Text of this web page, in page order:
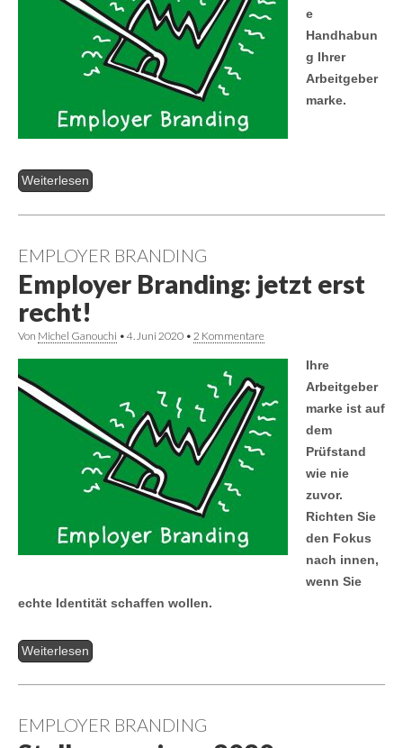
e
Handhabun
g Ihrer
Arbeitgeber
marke.
Weiterlesen
EMPLOYER BRANDING
Employer Branding: jetzt erst
recht!
Von Michel Ganouchi • 4. Juni 2020 • 2 Kommentare
Ihre
Arbeitgeber
marke ist auf
dem
Prüfstand
wie nie
zuvor.
Richten Sie
den Fokus
nach innen,
wenn Sie
echte Identität schaffen wollen.
Weiterlesen
EMPLOYER BRANDING